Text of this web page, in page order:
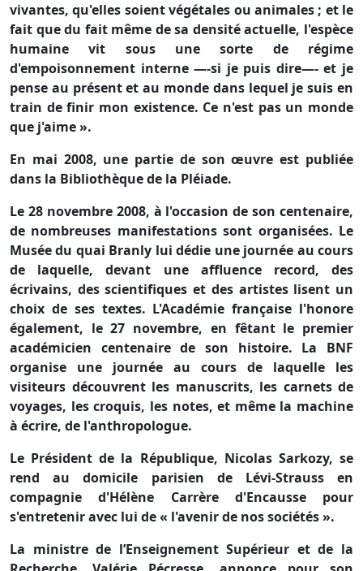
vivantes, qu'elles soient végétales ou animales ; et le
fait que du fait même de sa densité actuelle, l'espèce
humaine vit sous une sorte de régime
d'empoisonnement interne —-si je puis dire—- et je
pense au présent et au monde dans lequel je suis en
train de finir mon existence. Ce n'est pas un monde
que j'aime ».
En mai 2008, une partie de son œuvre est publiée
dans la Bibliothèque de la Pléiade.
Le 28 novembre 2008, à l'occasion de son centenaire,
de nombreuses manifestations sont organisées. Le
Musée du quai Branly lui dédie une journée au cours
de laquelle, devant une affluence record, des
écrivains, des scientifiques et des artistes lisent un
choix de ses textes. L'Académie française l'honore
également, le 27 novembre, en fêtant le premier
académicien centenaire de son histoire. La BNF
organise une journée au cours de laquelle les
visiteurs découvrent les manuscrits, les carnets de
voyages, les croquis, les notes, et même la machine
à écrire, de l'anthropologue.
Le Président de la République, Nicolas Sarkozy, se
rend au domicile parisien de Lévi-Strauss en
compagnie d'Hélène Carrère d'Encausse pour
s'entretenir avec lui de « l'avenir de nos sociétés ».
La ministre de l’Enseignement Supérieur et de la